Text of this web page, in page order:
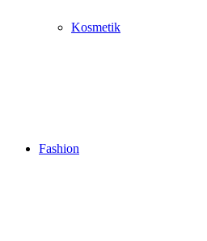
Kosmetik
Fashion